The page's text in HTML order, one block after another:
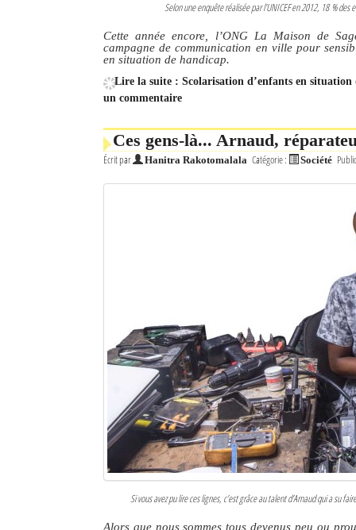
Selon une enquête réalisée par l’UNICEF en 2012, 18 %
Cette année encore, l’ONG La Maison de
campagne de communication en ville pour
en situation de handicap.
Lire la suite : Scolarisation d’enfants en
un commentaire
Ces gens-là... Arnaud,
Écrit par Hanitra Rakotomalala Catégorie : Société
Si vous avez pu lire ces lignes, c’est grâce au talent d’Arnaud qui a su
Alors que nous sommes tous devenus peu ou